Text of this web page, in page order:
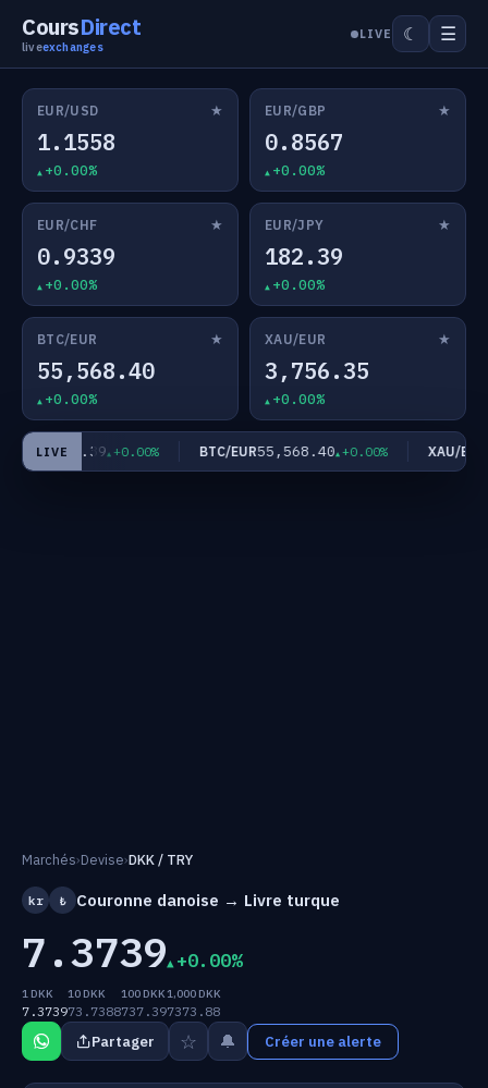
CoursDirect
liveexchanges
LIVE ☾ ☰
EUR/USD ★
1.1558
+0.00%
EUR/GBP ★
0.8567
+0.00%
EUR/CHF ★
0.9339
+0.00%
EUR/JPY ★
182.39
+0.00%
BTC/EUR ★
55,568.40
+0.00%
XAU/EUR ★
3,756.35
+0.00%
LIVE
JPY182.39 +0.00% BTC/EUR55,568.40 +0.00% XAU/EUR
Marchés›Devise›DKK / TRY
kr ₺ Couronne danoise → Livre turque
7.3739 +0.00%
1 DKK
7.3739
10 DKK
73.7388
100 DKK
737.39
1,000 DKK
7373.88
Partager ☆ 🔔 Créer une alerte